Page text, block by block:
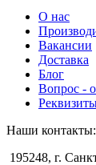
О нас
Вакансии
Доставка
Блог
Вопрос -
Наши контакты:
195248, г.